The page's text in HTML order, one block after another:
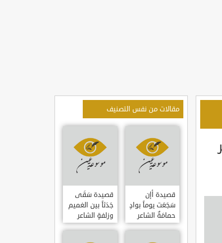
مقالات من نفس التصنيف
قصيدة أإن
سَجَعَت يوماً بوادٍ
حمامَةٌ الشاعر
العوام بن عقبة
قصيدة سَقَى
جَدَثاً بين الغميم
وزلفةٍ الشاعر
العوام بن عقبة